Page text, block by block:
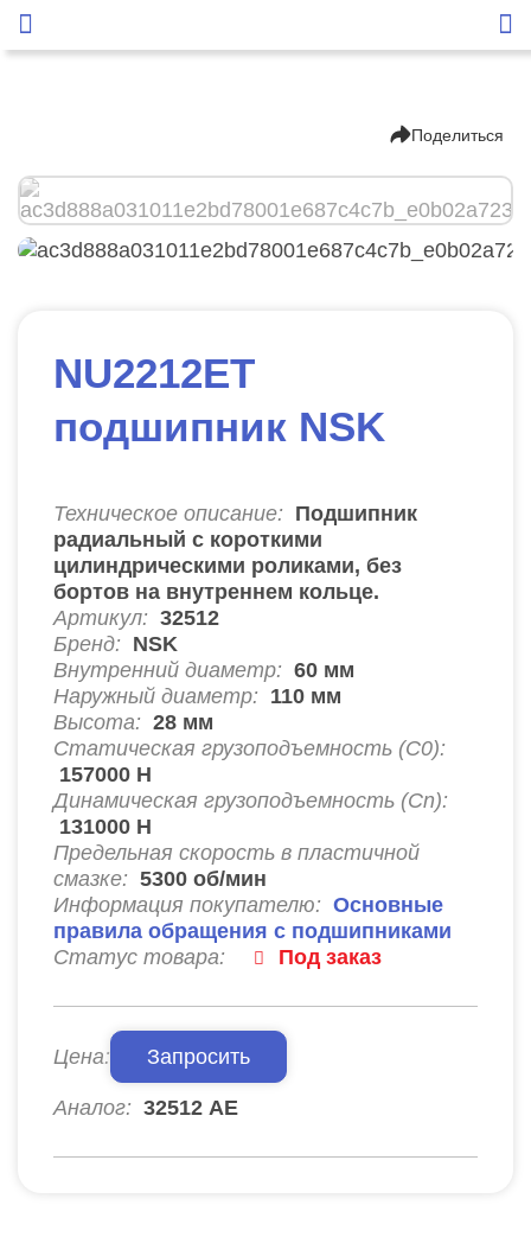
Поделиться
NU2212ET
подшипник NSK
Техническое описание: Подшипник
радиальный с короткими
цилиндрическими роликами, без
бортов на внутреннем кольце.
Артикул: 32512
Бренд: NSK
Внутренний диаметр: 60 мм
Наружный диаметр: 110 мм
Высота: 28 мм
Статическая грузоподъемность (C0):
157000 Н
Динамическая грузоподъемность (Cn):
131000 Н
Предельная скорость в пластичной
смазке: 5300 об/мин
Информация покупателю: Основные
правила обращения с подшипниками
Статус товара:
Под заказ
Цена: Запросить
Аналог: 32512 АЕ